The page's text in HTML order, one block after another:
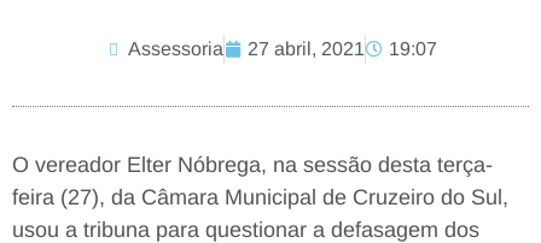
Assessoria 27 abril, 2021 19:07
O vereador Elter Nóbrega, na sessão desta terça-
feira (27), da Câmara Municipal de Cruzeiro do Sul,
usou a tribuna para questionar a defasagem dos